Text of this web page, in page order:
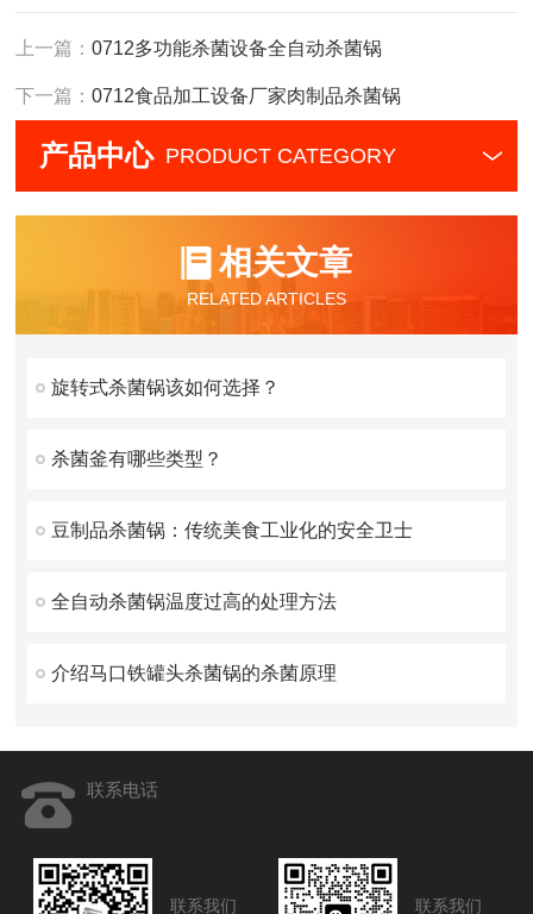
上一篇：0712多功能杀菌设备全自动杀菌锅
下一篇：0712食品加工设备厂家肉制品杀菌锅
产品中心 PRODUCT CATEGORY
相关文章
RELATED ARTICLES
旋转式杀菌锅该如何选择？
杀菌釜有哪些类型？
豆制品杀菌锅：传统美食工业化的安全卫士
全自动杀菌锅温度过高的处理方法
介绍马口铁罐头杀菌锅的杀菌原理
联系电话
联系我们 联系我们